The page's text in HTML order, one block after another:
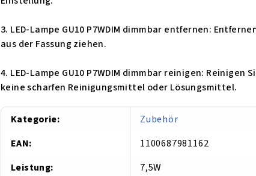
3. LED-Lampe GU10 P7WDIM dimmbar entfernen:
aus der Fassung ziehen.
4. LED-Lampe GU10 P7WDIM dimmbar reinigen:
keine scharfen Reinigungsmittel oder Lösungsmittel.
Kategorie:
Zu­be­hör
EAN:
1100687981162
Leistung:
7,5W